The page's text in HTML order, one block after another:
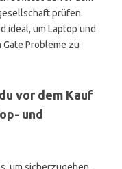
prüfen.
ideal, um Laptop und
Probleme zu
vor dem Kauf
und